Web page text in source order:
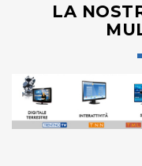
LA